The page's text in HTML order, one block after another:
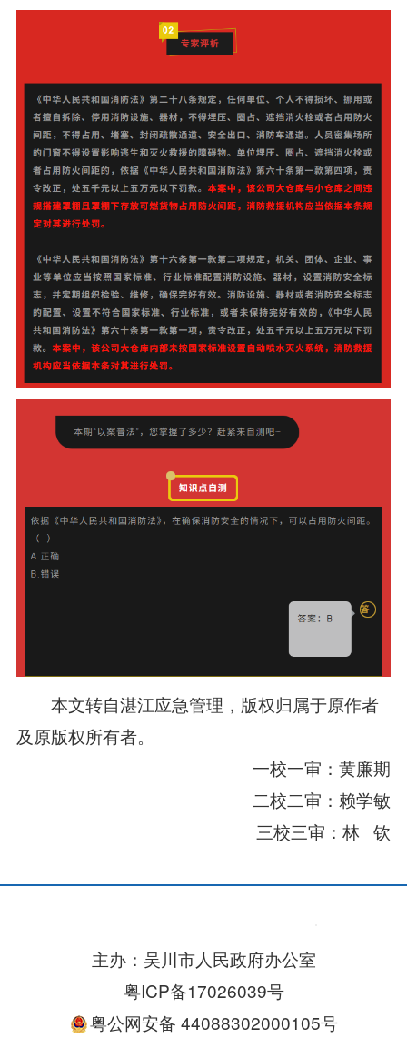
本文转自湛江应急管理，版权归属于原作者
及原版权所有者。
一校一审：黄廉期
二校二审：赖学敏
三校三审：林 钦
主办：吴川市人民政府办公室
粤ICP备17026039号
粤公网安备 44088302000105号